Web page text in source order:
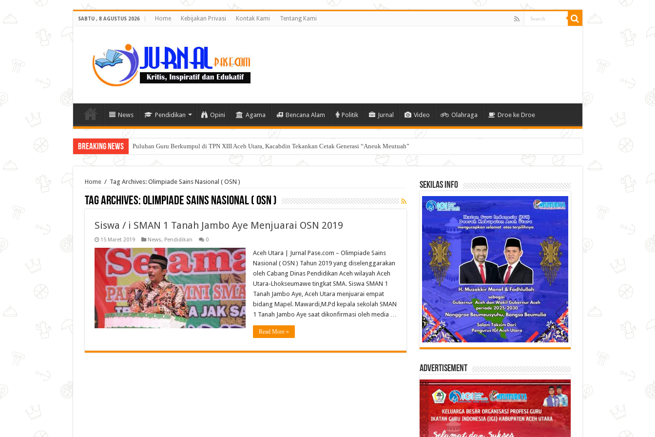
SABTU , 8 AGUSTUS 2026 Home Kebijakan Privasi Kontak Kami Tentang Kami
News Pendidikan Opini Agama Bencana Alam Politik Jurnal Video Olahraga Droe ke Droe
Breaking News Puluhan Guru Berkumpul di TPN XIII Aceh Utara, Kacabdin Tekankan Cetak Generasi “Aneuk Meutuah”
Home / Tag Archives: Olimpiade Sains Nasional ( OSN )
Tag Archives:Olimpiade Sains Nasional ( OSN )
Siswa / i SMAN 1 Tanah Jambo Aye Menjuarai OSN 2019
15 Maret 2019 News, Pendidikan 0
Aceh Utara | Jurnal Pase.com – Olimpiade Sains
Nasional ( OSN ) Tahun 2019 yang diselenggarakan
oleh Cabang Dinas Pendidikan Aceh wilayah Aceh
Utara-Lhokseumawe tingkat SMA. Siswa SMAN 1
Tanah Jambo Aye, Aceh Utara menjuarai empat
bidang Mapel. Mawardi,M.Pd kepala sekolah SMAN
1 Tanah Jambo Aye saat dikonfirmasi oleh media …
Read More »
Sekilas Info
Advertisement